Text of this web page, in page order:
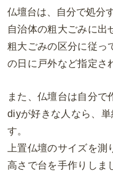
仏壇台は、自分で処分
自治体の粗大ごみに出
粗大ごみの区分に従っ
の日に戸外など指定さ
また、仏壇台は自分で
diyが好きな人なら、
す。
上置仏壇のサイズを
高さで台を手作りしま